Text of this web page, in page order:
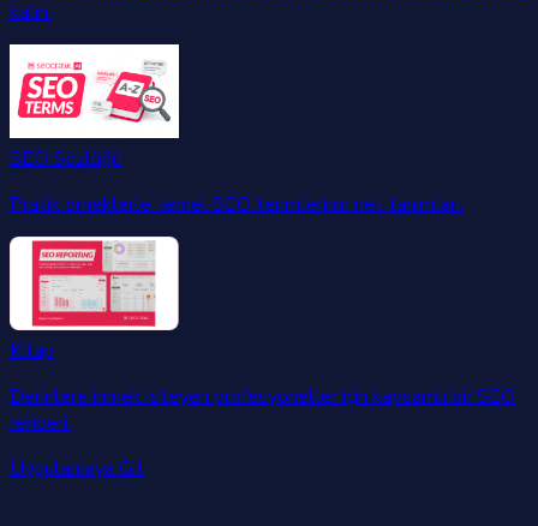
kalın.
SEO Sözlüğü
Pratik örneklerle temel SEO terimlerinin net tanımları.
Kitap
Derinlere inmek isteyen profesyoneller için kapsamlı bir SEO
rehberi.
Uygulamaya Git